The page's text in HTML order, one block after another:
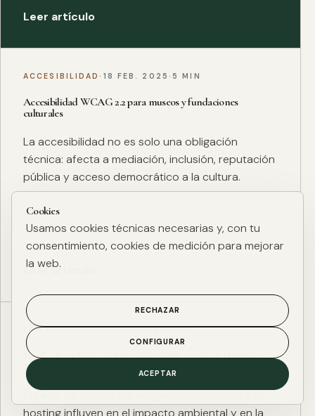
Leer artículo
ACCESIBILIDAD · 18 FEB. 2025 · 5 MIN
Accesibilidad WCAG 2.2 para museos y fundaciones
culturales
La accesibilidad no es solo una obligación
técnica: afecta a mediación, inclusión, reputación
pública y acceso democrático a la cultura.
Leer artículo
ESG DIGITAL·27 ENE. 2025·4 MIN
Huella de carbono digital: cómo medir y reducir el impacto
ESG de una web
El peso de página, las imágenes, los scripts y el
hosting influyen en el impacto ambiental y en la
Cookies
Usamos cookies técnicas necesarias y, con tu
consentimiento, cookies de medición para mejorar
la web.
RECHAZAR
CONFIGURAR
ACEPTAR